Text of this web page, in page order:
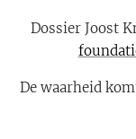
Dossier Joost
De waarheid